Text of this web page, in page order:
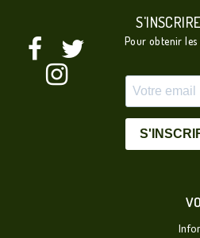
Pour obtenir les